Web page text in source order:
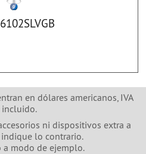
en dólares americanos, IVA
incluido.
ni dispositivos extra a
lo contrario.
a modo de ejemplo.